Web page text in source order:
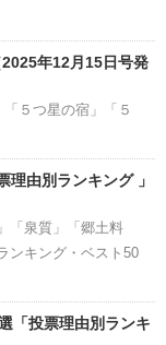
年12月15日号発
５つ星の宿」「５
由別ランキング 」
「泉質」「郷土料
ンキング・ベスト50
「投票理由別ランキ